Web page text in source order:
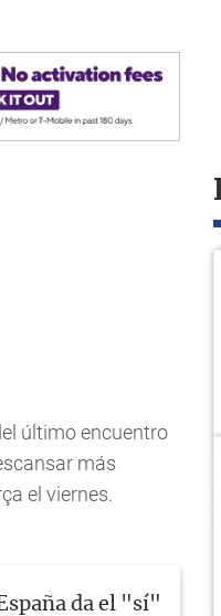
último encuentro
más
el viernes.
da el "sí"